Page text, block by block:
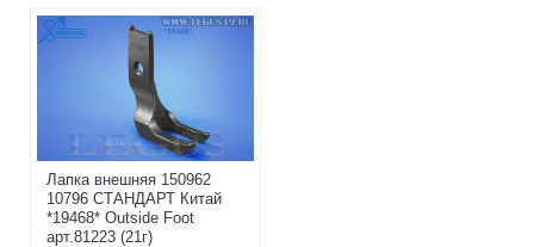
Лапка внешняя 150962
10796 СТАНДАРТ Китай
*19468* Outside Foot
арт.81223 (21г)